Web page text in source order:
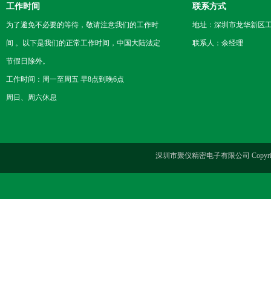
工作时间
为了避免不必要的等待，敬请注意我们的工作时
间 。以下是我们的正常工作时间，中国大陆法定
节假日除外。
工作时间：周一至周五 早8点到晚6点
周日、周六休息
联系方式
地址：深圳市龙华新区
联系人：余经理
深圳市聚仪精密电子有限公司